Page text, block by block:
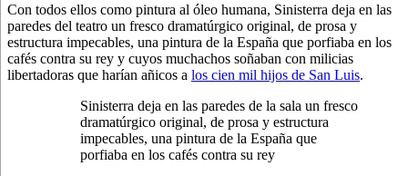
Con todos ellos como pintura al óleo humana, Sinisterra deja en las
paredes del teatro un fresco dramatúrgico original, de prosa y
estructura impecables, una pintura de la España que porfiaba en los
cafés contra su rey y cuyos muchachos soñaban con milicias
libertadoras que harían añicos a los cien mil hijos de San Luis.
Sinisterra deja en las paredes de la sala un fresco
dramatúrgico original, de prosa y estructura
impecables, una pintura de la España que
porfiaba en los cafés contra su rey